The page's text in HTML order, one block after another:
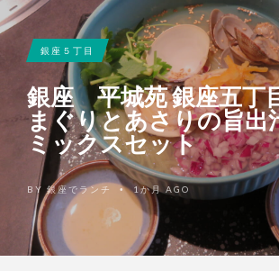
銀座５丁目
銀座 平城苑 銀座五
まぐりとあさりの旨出
ミックスセット
BY銀座でランチ •1か月 AGO